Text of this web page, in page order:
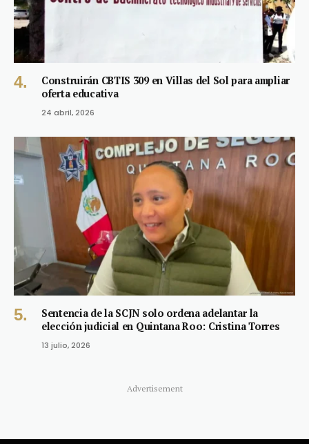
Construirán CBTIS 309 en Villas del Sol para ampliar
oferta educativa
24 abril, 2026
Sentencia de la SCJN solo ordena adelantar la
elección judicial en Quintana Roo: Cristina Torres
13 julio, 2026
Advertisement